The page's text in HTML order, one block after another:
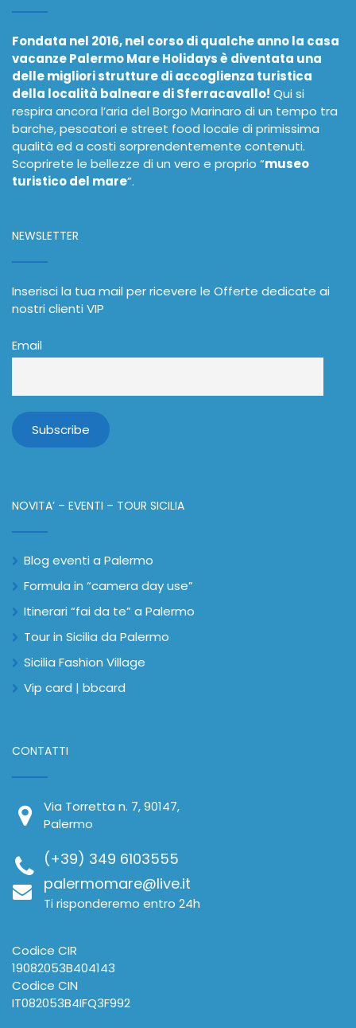
Fondata nel 2016, nel corso di qualche anno la casa
vacanze Palermo Mare Holidays è diventata una
delle migliori strutture di accoglienza turistica
della località balneare di Sferracavallo! Qui si
respira ancora l’aria del Borgo Marinaro di un tempo tra
barche, pescatori e street food locale di primissima
qualità ed a costi sorprendentemente contenuti.
Scoprirete le bellezze di un vero e proprio “museo
turistico del mare”.
NEWSLETTER
Inserisci la tua mail per ricevere le Offerte dedicate ai
nostri clienti VIP
Email
NOVITA’ – EVENTI – TOUR SICILIA
Blog eventi a Palermo
Formula in “camera day use”
Itinerari “fai da te” a Palermo
Tour in Sicilia da Palermo
Sicilia Fashion Village
Vip card | bbcard
CONTATTI
Via Torretta n. 7, 90147,
Palermo
(+39) 349 6103555
palermomare@live.it
Ti risponderemo entro 24h
Codice CIR
19082053B404143
Codice CIN
IT082053B4IFQ3F992